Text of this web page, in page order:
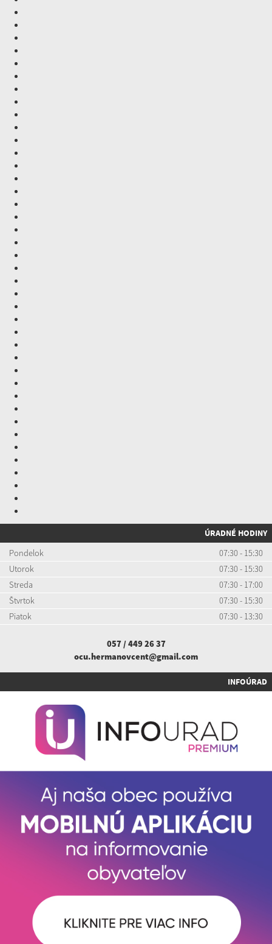
ÚRADNÉ HODINY
Pondelok
07:30 - 15:30
Utorok
07:30 - 15:30
Streda
07:30 - 17:00
Štvrtok
07:30 - 15:30
Piatok
07:30 - 13:30
057 / 449 26 37
ocu.hermanovcent@gmail.com
INFOÚRAD